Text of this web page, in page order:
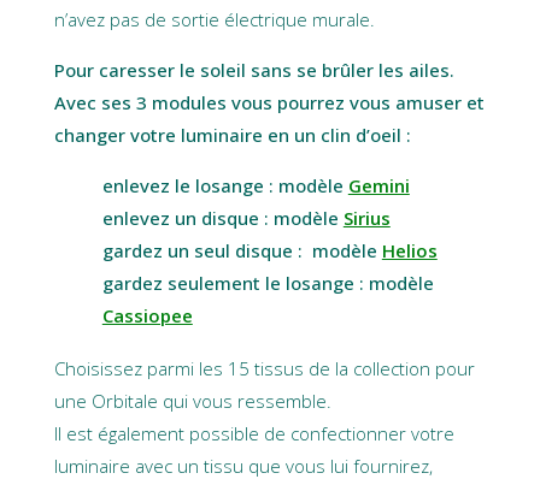
n’avez pas de sortie électrique murale.
Pour caresser le soleil sans se brûler les ailes.
Avec ses 3 modules vous pourrez vous amuser et
changer votre luminaire en un clin d’oeil :
enlevez le losange : modèle Gemini
enlevez un disque : modèle Sirius
gardez un seul disque : modèle Helios
gardez seulement le losange : modèle
Cassiopee
Choisissez parmi les 15 tissus de la collection pour
une Orbitale qui vous ressemble.
Il est également possible de confectionner votre
luminaire avec un tissu que vous lui fournirez,